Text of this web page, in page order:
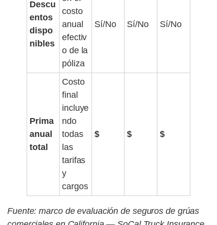
Descu
entos
dispo
nibles
costo
anual
efectiv
o de la
póliza
Sí/No Sí/No Sí/No
Prima
anual
total
Costo
final
incluye
ndo
todas
las
tarifas
y
cargos
$ $ $
Fuente: marco de evaluación de seguros de grúas